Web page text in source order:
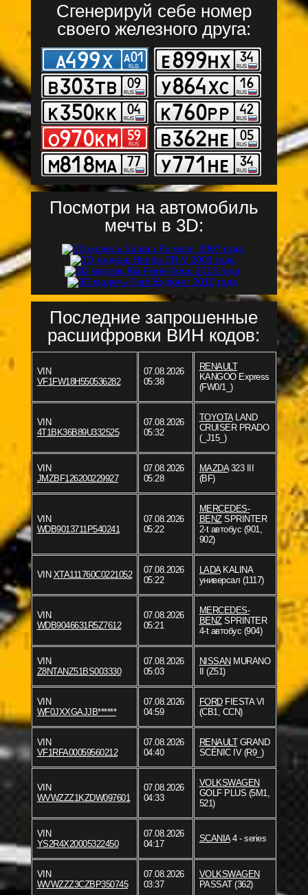
Сгенерируй себе номер
своего железного друга:
Посмотри на автомобиль
мечты в 3D:
Последние запрошенные
расшифровки ВИН кодов:
VIN
VF1FW18H550536282
07.08.2026
05:38
RENAULT
KANGOO Express
(FW0/1_)
VIN
4T1BK36B89U332525
07.08.2026
05:32
TOYOTALAND
CRUISER PRADO
(_J15_)
VIN
JMZBF126200229927
07.08.2026
05:28
MAZDA323 III
(BF)
VIN
WDB9013711P540241
07.08.2026
05:22
MERCEDES-
BENZSPRINTER
2-t автобус (901,
902)
VIN XTA111760C0221052
07.08.2026
05:22
LADAKALINA
универсал (1117)
VIN
WDB9046631R5Z7612
07.08.2026
05:21
MERCEDES-
BENZSPRINTER
4-t автобус (904)
VIN
Z8NTANZ51BS003330
07.08.2026
05:03
NISSAN MURANO
II (Z51)
VIN
WF0JXXGAJJB******
07.08.2026
04:59
FORDFIESTA VI
(CB1, CCN)
VIN
VF1RFA00059560212
07.08.2026
04:40
RENAULTGRAND
SCÉNIC IV (R9_)
VIN
WVWZZZ1KZDW097601
07.08.2026
04:33
VOLKSWAGEN
GOLF PLUS (5M1,
521)
VIN
YS2R4X20005322450
07.08.2026
04:17
SCANIA4 - series
VIN
WVWZZZ3CZBP350745
07.08.2026
03:37
VOLKSWAGEN
PASSAT (362)